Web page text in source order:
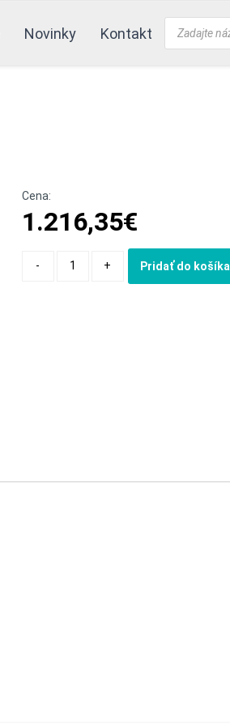
Novinky Kontakt
Products
search
Cena:
1.216,35€
- + Pridať do košíka